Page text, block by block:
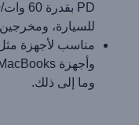
للسيارة، ومخرجين
وما إلى ذلك.